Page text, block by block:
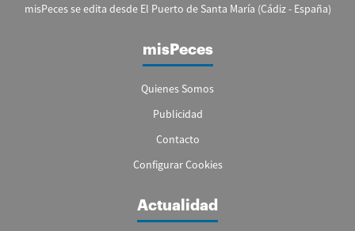
misPeces se edita desde El Puerto de Santa María (Cádiz - España)
misPeces
Quienes Somos
Publicidad
Contacto
Configurar Cookies
Actualidad